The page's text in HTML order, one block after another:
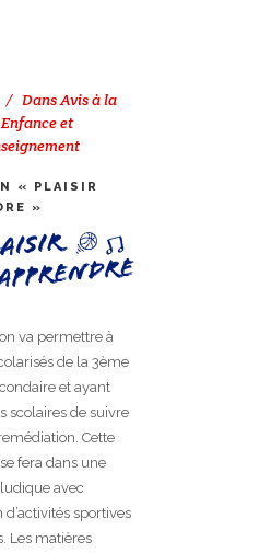
DansAvis à la
Enfance et
« PLAISIR
»
va permettre à
de la 3ème
et ayant
scolaires de suivre
Cette
fera dans une
avec
d’activités sportives
Les matières